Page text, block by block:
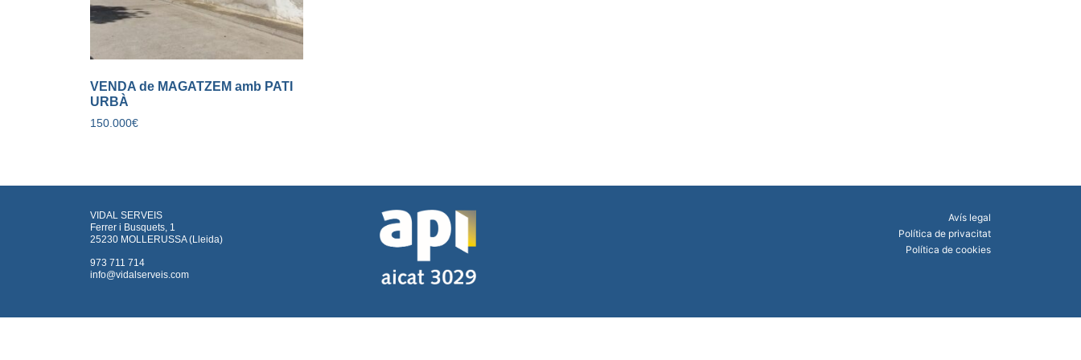
VENDA de MAGATZEM amb PATI
URBÀ
150.000€
VIDAL SERVEIS
Ferrer i Busquets, 1
25230 MOLLERUSSA (Lleida)
973 711 714
info@vidalserveis.com
Avís legal
Política de privacitat
Política de cookies